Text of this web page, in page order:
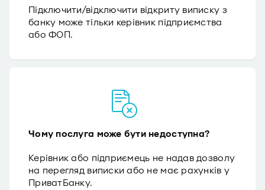
Підключити/відключити відкриту виписку з
банку може тільки керівник підприємства
або ФОП.
Чому послуга може бути недоступна?
Керівник або підприємець не надав дозволу
на перегляд виписки або не має рахунків у
ПриватБанку.